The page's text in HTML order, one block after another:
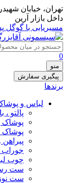
تهران، خيابان
داخل بازار آرین
مسیریابی با گوگل
0
منو
پیگیری سفارش
برندها
لباس و
پالتو
پوشاک
پوشاک
چوب
ست
ست